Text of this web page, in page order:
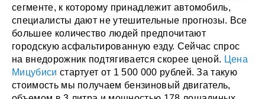
сегменте, к которому принадлежит автомобиль,
специалисты дают не утешительные прогнозы. Все
большее количество людей предпочитают
городскую асфальтированную езду. Сейчас спрос
на внедорожник подтягивается скорее ценой. Цена
Мицубиси стартует от 1 500 000 рублей. За такую
стоимость мы получаем бензиновый двигатель,